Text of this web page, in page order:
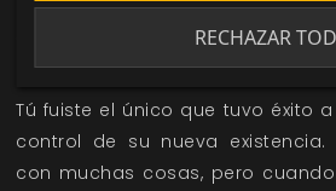
subsistiendo, según sé. Dos
redadas de la Segunda
Tú fuiste el único que tuvo éxito
control de su nueva
con muchas cosas, pero
RECHAZAR